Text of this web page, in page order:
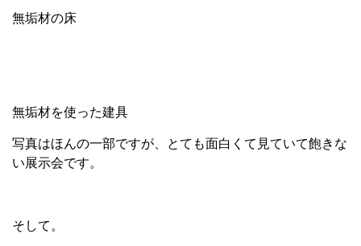
無垢材の床
無垢材を使った建具
写真はほんの一部ですが、とても面白くて見ていて飽きな
い展示会です。
そして。